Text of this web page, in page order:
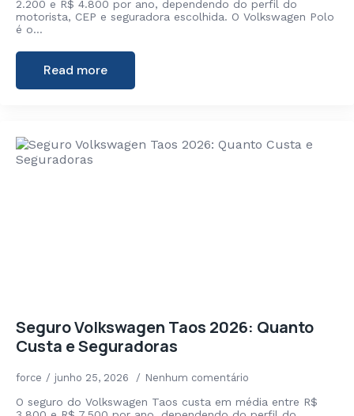
2.200 e R$ 4.800 por ano, dependendo do perfil do
motorista, CEP e seguradora escolhida. O Volkswagen Polo
é o…
Read more
Seguro Volkswagen Taos 2026: Quanto
Custa e Seguradoras
force junho 25, 2026 Nenhum comentário
O seguro do Volkswagen Taos custa em média entre R$